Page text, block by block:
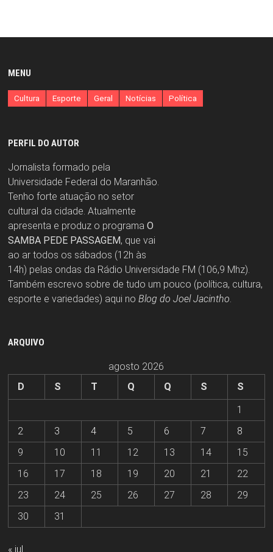
MENU
Cultura Esporte Geral Notícias Política
PERFIL DO AUTOR
Jornalista formado pela
Universidade Federal do Maranhão.
Tenho forte atuação no setor
cultural da cidade. Atualmente
apresenta e produz o programa O
SAMBA PEDE PASSAGEM, que vai
ao ar todos os sábados (12h às
14h) pelas ondas da Rádio Universidade FM (106,9 Mhz).
Também escrevo sobre de tudo um pouco (política, cultura,
esporte e variedades) aqui no Blog do Joel Jacintho.
ARQUIVO
agosto 2026
D
S T Q Q S
S
1
2
3 4 5 6 7
8
9
10 11 12 13 14
15
16
17 18 19 20 21
22
23
24 25 26 27 28
29
30
31
« jul